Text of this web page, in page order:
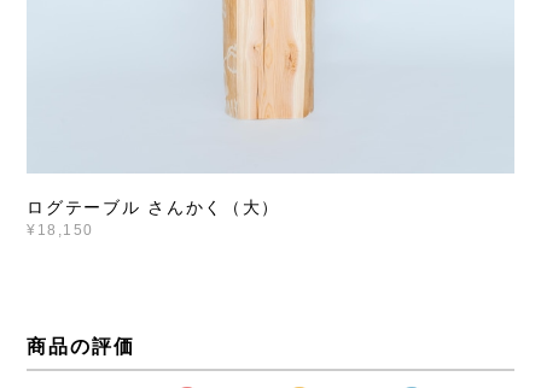
ログテーブル さんかく（大）
¥18,150
商品の評価